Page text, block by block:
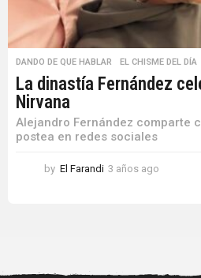
DANDO DE QUE HABLAR ,EL CHISME DEL DÍA
La dinastía Fernández
Nirvana
Alejandro Fernández comparte
postea en redes sociales
by El Farandi 3 años ago
o